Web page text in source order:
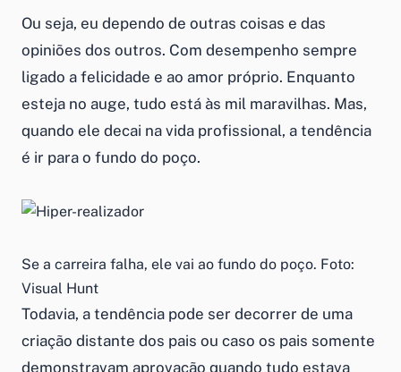
Ou seja, eu dependo de outras coisas e das
opiniões dos outros. Com desempenho sempre
ligado a felicidade e ao amor próprio. Enquanto
esteja no auge, tudo está às mil maravilhas. Mas,
quando ele decai na vida profissional, a tendência
é ir para o fundo do poço.
Se a carreira falha, ele vai ao fundo do poço. Foto:
Visual Hunt
Todavia, a tendência pode ser decorrer de uma
criação distante dos pais ou caso os pais somente
demonstravam aprovação quando tudo estava